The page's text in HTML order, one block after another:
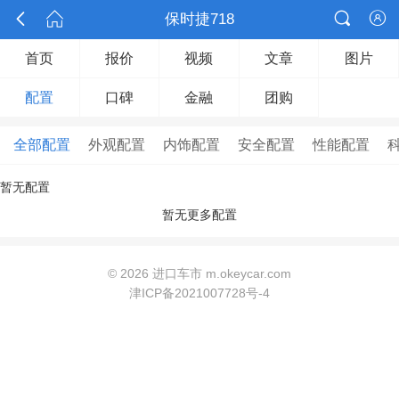
  保时捷718 

首页 报价 视频 文章 图片
配置 口碑 金融 团购
全部配置 外观配置 内饰配置 安全配置 性能配置
暂无配置
暂无更多配置
© 2026 进口车市 m.okeycar.com
津ICP备2021007728号-4